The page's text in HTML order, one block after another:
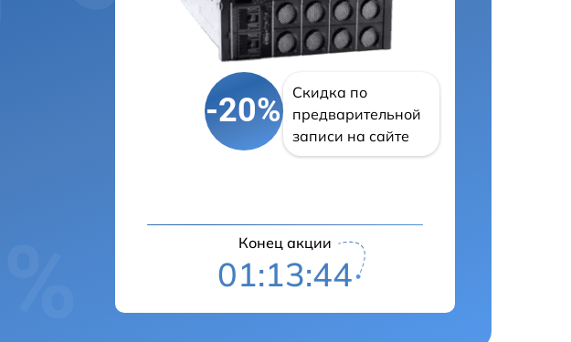
-20%
Скидка по
предварительной
записи на сайте
Конец акции
01:13:42